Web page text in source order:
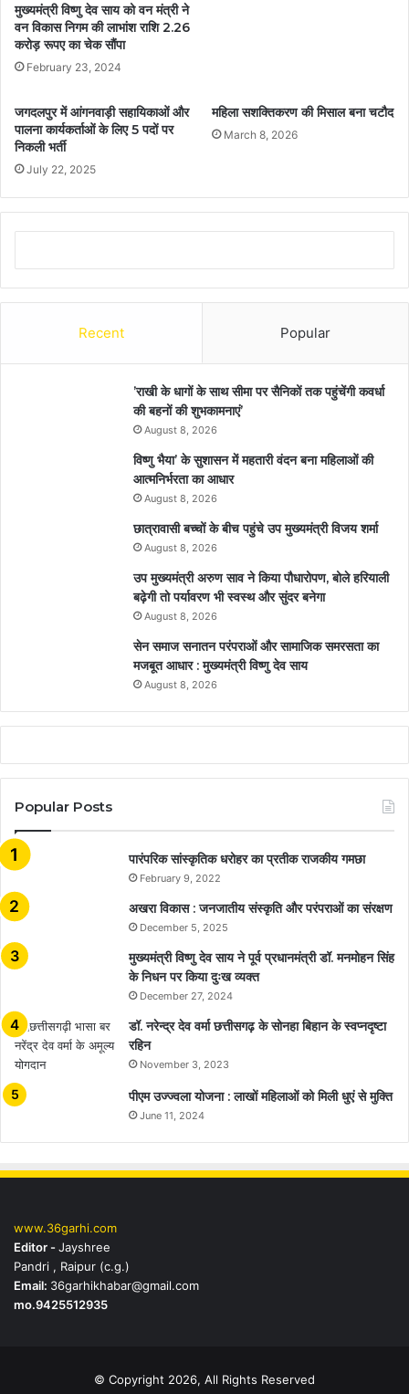
मुख्यमंत्री विष्णु देव साय को वन मंत्री ने
वन विकास निगम की लाभांश राशि 2.26
करोड़ रूपए का चेक सौंपा
February 23, 2024
जगदलपुर में आंगनवाड़ी सहायिकाओं और
पालना कार्यकर्ताओं के लिए 5 पदों पर
निकली भर्ती
July 22, 2025
महिला सशक्तिकरण की मिसाल बना चटौद
March 8, 2026
Recent Popular
’राखी के धागों के साथ सीमा पर सैनिकों तक पहुंचेंगी कवर्धा
की बहनों की शुभकामनाएं’
August 8, 2026
विष्णु भैया’ के सुशासन में महतारी वंदन बना महिलाओं की
आत्मनिर्भरता का आधार
August 8, 2026
छात्रावासी बच्चों के बीच पहुंचे उप मुख्यमंत्री विजय शर्मा
August 8, 2026
उप मुख्यमंत्री अरुण साव ने किया पौधारोपण, बोले हरियाली
बढ़ेगी तो पर्यावरण भी स्वस्थ और सुंदर बनेगा
August 8, 2026
सेन समाज सनातन परंपराओं और सामाजिक समरसता का
मजबूत आधार : मुख्यमंत्री विष्णु देव साय
August 8, 2026
Popular Posts
​​​​​​​पारंपरिक सांस्कृतिक धरोहर का प्रतीक राजकीय गमछा
February 9, 2022
अखरा विकास : जनजातीय संस्कृति और परंपराओं का संरक्षण
December 5, 2025
मुख्यमंत्री विष्णु देव साय ने पूर्व प्रधानमंत्री डॉ. मनमोहन सिंह
के निधन पर किया दुःख व्यक्त
December 27, 2024
डॉ. नरेन्द्र देव वर्मा छत्तीसगढ़ के सोनहा बिहान के स्वप्नदृष्टा
रहिन
November 3, 2023
पीएम उज्ज्वला योजना : लाखों महिलाओं को मिली धुएं से मुक्ति
June 11, 2024
www.36garhi.com
Editor -Jayshree
Pandri , Raipur (c.g.)
Email: 36garhikhabar@gmail.com
mo.9425512935
© Copyright 2026, All Rights Reserved